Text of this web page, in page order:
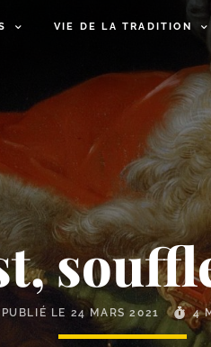
VIE DE LA TRADITION
PUBLIÉ LE 24 MARS 2021 4